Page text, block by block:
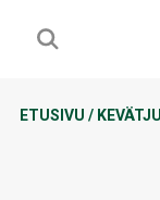
ETUSIVU /